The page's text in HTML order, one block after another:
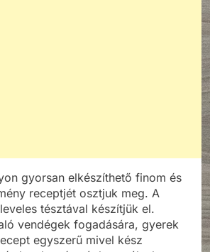
gyorsan elkészíthető finom és
receptjét osztjuk meg. A
tésztával készítjük el.
vendégek fogadására, gyerek
egyszerű mivel kész